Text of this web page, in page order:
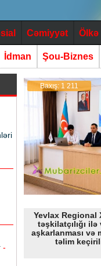
Cəmiyyət Ölkə
İdman Şou-Biznes
-
Baxış: 1 211
Yevlax Regional
təşkilatçılığı
aşkarlanması və
təlim